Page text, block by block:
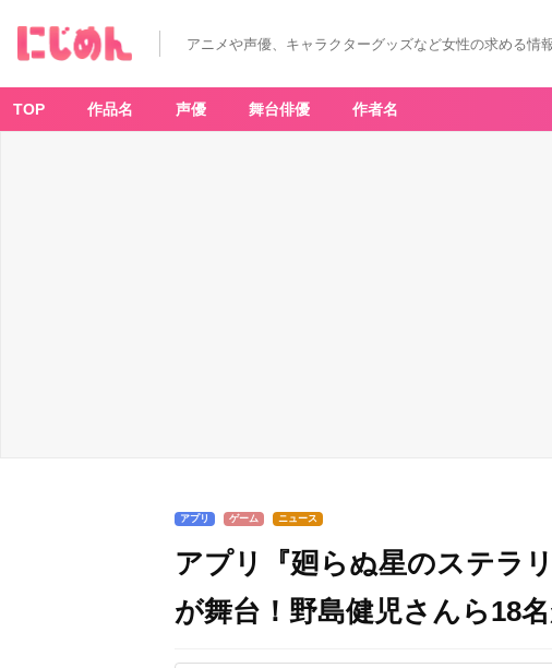
アニメや声優、キャラクターグッズなど女性の求める情
TOP 作品名 声優 舞台俳優 作者名
アプリ ゲーム ニュース
アプリ『廻らぬ星のステラ
が舞台！野島健児さんら18